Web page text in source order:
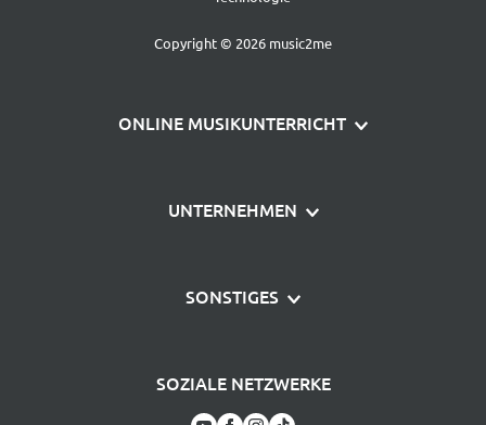
Copyright © 2026 music2me
ONLINE MUSIKUNTERRICHT
Gitarre lernen
Beethoven Noten fürs Klavier
UNTERNEHMEN
Häufige Fragen
Partnerprogramm
SONSTIGES
Impressum
SOZIALE NETZWERKE